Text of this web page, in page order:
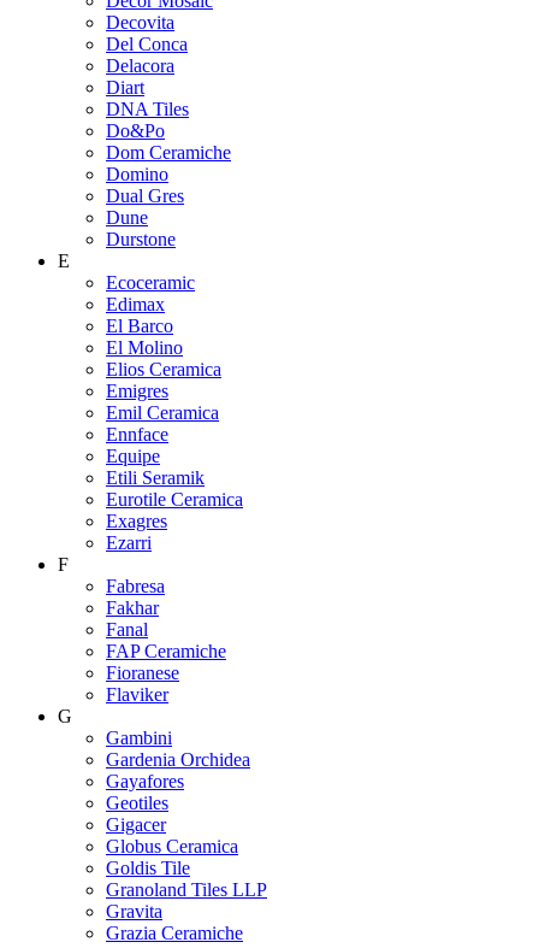
Decovita
Del Conca
Delacora
Diart
DNA Tiles
Do&Po
Dom Ceramiche
Domino
Dual Gres
Dune
Durstone
E
Ecoceramic
Edimax
El Barco
El Molino
Elios Ceramica
Emigres
Emil Ceramica
Ennface
Equipe
Etili Seramik
Eurotile Ceramica
Exagres
Ezarri
F
Fabresa
Fakhar
Fanal
FAP Ceramiche
Fioranese
Flaviker
G
Gambini
Gardenia Orchidea
Gayafores
Geotiles
Gigacer
Globus Ceramica
Goldis Tile
Granoland Tiles LLP
Gravita
Grazia Ceramiche